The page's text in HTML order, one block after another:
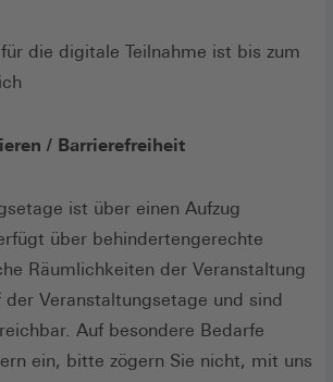
die digitale Teilnahme ist bis zum
/ Barrierefreiheit
ist über einen Aufzug
über behindertengerechte
Räumlichkeiten der Veranstaltung
Veranstaltungsetage und sind
Auf besondere Bedarfe
ein, bitte zögern Sie nicht, mit uns